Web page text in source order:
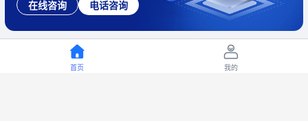
合同定制 合同审核
首页 我的